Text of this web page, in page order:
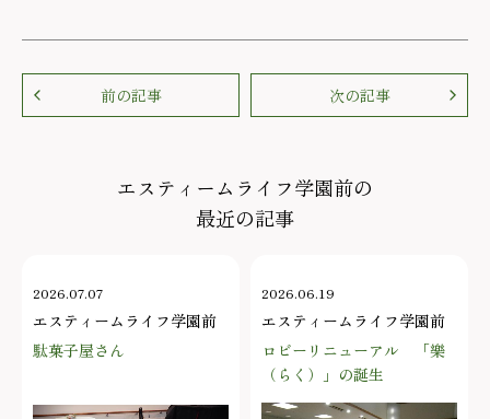
前の記事 次の記事
エスティームライフ学園前の
最近の記事
2026.07.07
エスティームライフ学園前
駄菓子屋さん
2026.06.19
エスティームライフ学園前
ロビーリニューアル 「樂
（らく）」の誕生